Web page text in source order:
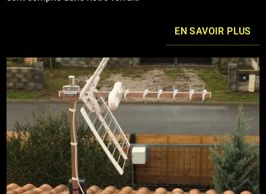
EN SAVOIR PLUS